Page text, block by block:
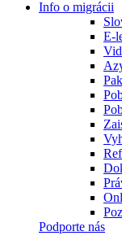
Info o migrácii
E-
Podporte nás